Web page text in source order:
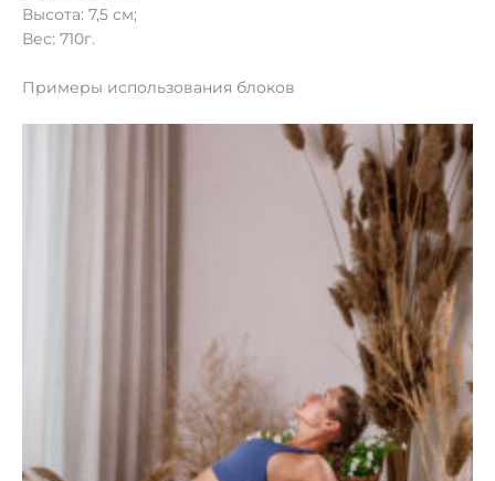
Высота: 7,5 см;
Вес: 710г.
Примеры использования блоков